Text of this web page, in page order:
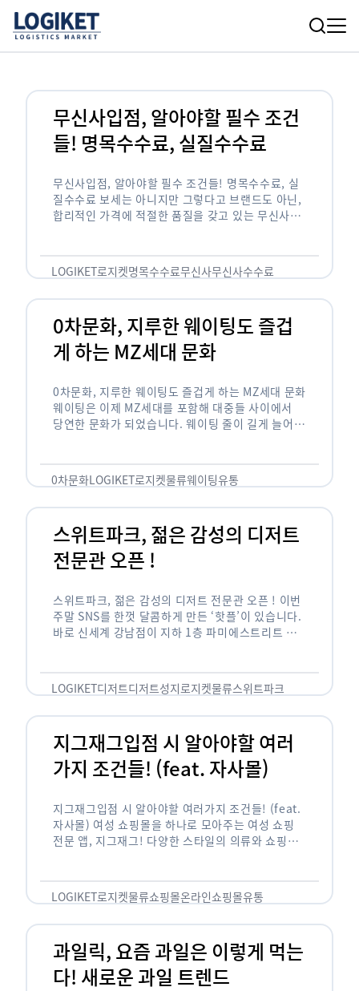
무신사입점, 알아야할 필수 조건
들! 명목수수료, 실질수수료
무신사입점, 알아야할 필수 조건들! 명목수수료, 실
질수수료 보세는 아니지만 그렇다고 브랜드도 아닌,
합리적인 가격에 적절한 품질을 갖고 있는 무신사!
LOGIKET로지켓명목수수료무신사무신사수수료
0차문화, 지루한 웨이팅도 즐겁
게 하는 MZ세대 문화
0차문화, 지루한 웨이팅도 즐겁게 하는 MZ세대 문화
웨이팅은 이제 MZ세대를 포함해 대중들 사이에서
당연한 문화가 되었습니다. 웨이팅 줄이 길게 늘어서
0차문화LOGIKET로지켓물류웨이팅유통
스위트파크, 젊은 감성의 디저트
전문관 오픈 !
스위트파크, 젊은 감성의 디저트 전문관 오픈 ! 이번
주말 SNS를 한껏 달콤하게 만든 ‘핫플’이 있습니다.
바로 신세계 강남점이 지하 1층 파미에스트리트 분
LOGIKET디저트디저트성지로지켓물류스위트파크
지그재그입점 시 알아야할 여러
가지 조건들! (feat. 자사몰)
지그재그입점 시 알아야할 여러가지 조건들! (feat.
자사몰) 여성 쇼핑몰을 하나로 모아주는 여성 쇼핑
전문 앱, 지그재그! 다양한 스타일의 의류와 쇼핑몰
LOGIKET로지켓물류쇼핑몰온라인쇼핑몰유통
과일릭, 요즘 과일은 이렇게 먹는
다! 새로운 과일 트렌드